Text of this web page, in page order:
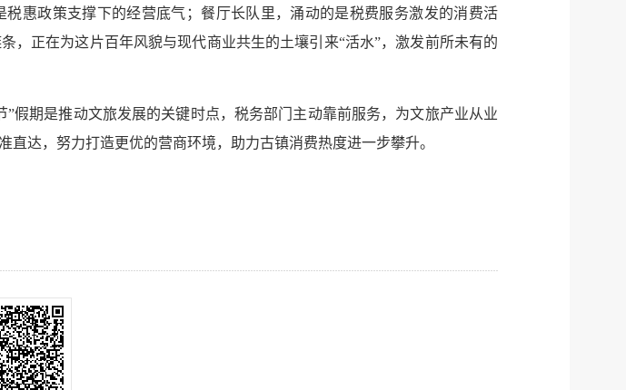
惠政策支撑下的经营底气；餐厅长队里，涌动的是税费服务激发的消费活
，正在为这片百年风貌与现代商业共生的土壤引来“活水”，激发前所未有的
假期是推动文旅发展的关键时点，税务部门主动靠前服务，为文旅产业从业
达，努力打造更优的营商环境，助力古镇消费热度进一步攀升。